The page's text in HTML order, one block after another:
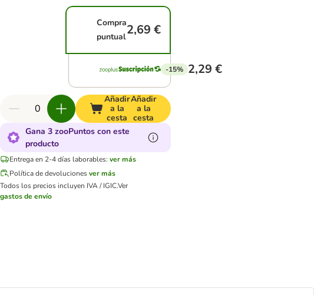
Compra
puntual2,69 €
-15% 2,29 €
Añadir
a la
cesta
Añadir
a la
cesta
Gana 3 zooPuntos con este
producto
Entrega en 2-4 días laborables: ver más
Política de devolucionesver más
Todos los precios incluyen IVA / IGIC.Ver
gastos de envío